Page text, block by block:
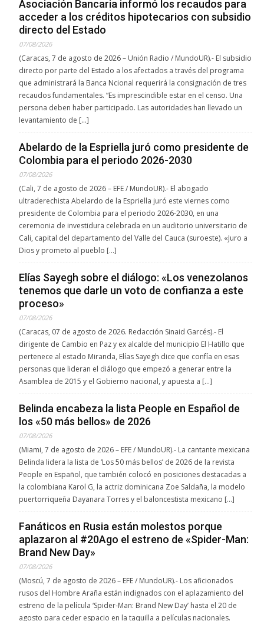
Asociación Bancaria informó los recaudos para
acceder a los créditos hipotecarios con subsidio
directo del Estado
07/08/2026
(Caracas, 7 de agosto de 2026 – Unión Radio / MundoUR).- El subsidio
directo por parte del Estado a los afectados a través del programa
que administrará la Banca Ncional requerirá la consignación de tres
recaudos fundamentales. “Es imprescindible estar en el censo. Una
persona deben haber participado. Las autoridades han llevado un
levantamiento de […]
Abelardo de la Espriella juró como presidente de
Colombia para el periodo 2026-2030
07/08/2026
(Cali, 7 de agosto de 2026 – EFE / MundoUR).- El abogado
ultraderechista Abelardo de la Espriella juró este viernes como
presidente de Colombia para el periodo 2026-2030, en una
ceremonia de investidura celebrada en un auditorio universitario de
Cali, capital del departamento del Valle del Cauca (suroeste). «Juro a
Dios y prometo al pueblo […]
Elías Sayegh sobre el diálogo: «Los venezolanos
tenemos que darle un voto de confianza a este
proceso»
07/08/2026
(Caracas, 07 de agosto de 2026. Redacción Sinaid Garcés).- El
dirigente de Cambio en Paz y ex alcalde del municipio El Hatillo que
pertenece al estado Miranda, Elías Sayegh dice que confía en esas
personas que lideran el diálogo que empezó a generar entre la
Asamblea de 2015 y el Gobierno nacional, y apuesta a […]
Belinda encabeza la lista People en Español de
los «50 más bellos» de 2026
07/08/2026
(Miami, 7 de agosto de 2026 – EFE / MundoUR).- La cantante mexicana
Belinda lidera la lista de ‘Los 50 más bellos’ de 2026 de la revista
People en Español, que también colocó en posiciones destacadas a
la colombiana Karol G, la actriz dominicana Zoe Saldaña, la modelo
puertorriqueña Dayanara Torres y el baloncestista mexicano […]
Fanáticos en Rusia están molestos porque
aplazaron al #20Ago el estreno de «Spider-Man:
Brand New Day»
07/08/2026
(Moscú, 7 de agosto de 2026 – EFE / MundoUR).- Los aficionados
rusos del Hombre Araña están indignados con el aplazamiento del
estreno de la película ‘Spider-Man: Brand New Day’ hasta el 20 de
agosto para ceder espacio en la taquilla a películas nacionales.